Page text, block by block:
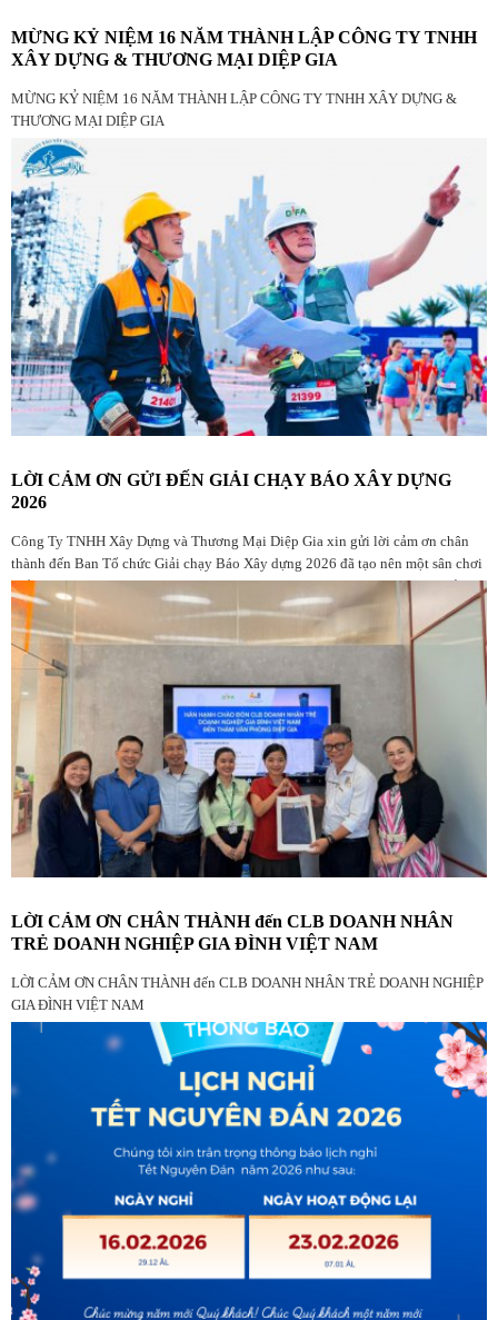
MỪNG KỶ NIỆM 16 NĂM THÀNH LẬP CÔNG TY TNHH
XÂY DỰNG & THƯƠNG MẠI DIỆP GIA
MỪNG KỶ NIỆM 16 NĂM THÀNH LẬP CÔNG TY TNHH XÂY DỰNG &
THƯƠNG MẠI DIỆP GIA
LỜI CẢM ƠN GỬI ĐẾN GIẢI CHẠY BÁO XÂY DỰNG
2026
Công Ty TNHH Xây Dựng và Thương Mại Diệp Gia xin gửi lời cảm ơn chân
thành đến Ban Tổ chức Giải chạy Báo Xây dựng 2026 đã tạo nên một sân chơi
thể thao ý nghĩa, chuyên nghiệp và giàu giá trị nhân văn dành cho cộng đồng
yêu chạy bộ, đặc biệt là những người đang làm việc trong ngành Xây dựng.
LỜI CẢM ƠN CHÂN THÀNH đến CLB DOANH NHÂN
TRẺ DOANH NGHIỆP GIA ĐÌNH VIỆT NAM
LỜI CẢM ƠN CHÂN THÀNH đến CLB DOANH NHÂN TRẺ DOANH NGHIỆP
GIA ĐÌNH VIỆT NAM